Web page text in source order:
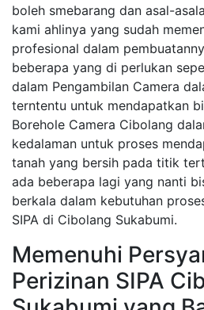
boleh smebarang dan asal-
kami ahlinya yang sudah
profesional dalam
beberapa yang di perlukan
dalam Pengambilan Camera
terntentu untuk mendapatkan
Borehole Camera Cibolang
kedalaman untuk proses
tanah yang bersih pada titik
ada beberapa lagi yang nanti
berkala dalam kebutuhan
SIPA di Cibolang Sukabumi.
Memenuhi
Perizinan SIPA